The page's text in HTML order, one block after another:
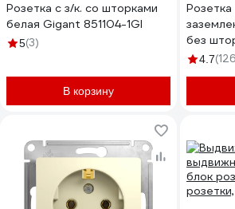
Розетка с з/к. со шторками
белая Gigant 851104-1GI
5(3)
В корзину
без
250В
4.7